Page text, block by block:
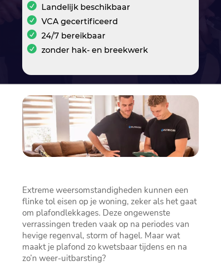
Landelijk beschikbaar
VCA gecertificeerd
24/7 bereikbaar
zonder hak- en breekwerk
Extreme weersomstandigheden kunnen een
flinke tol eisen op je woning, zeker als het gaat
om plafondlekkages.​ Deze ongewenste
verrassingen treden vaak op na periodes van
hevige regenval, storm of hagel.​ Maar wat
maakt je plafond zo kwetsbaar tijdens en na
zo’n weer-uitbarsting?